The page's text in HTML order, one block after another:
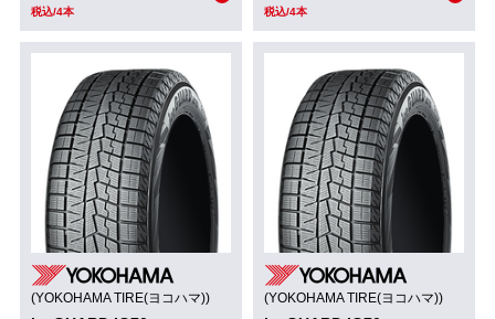
税込/4本 税込/4本
(YOKOHAMA TIRE(ヨコハマ)) (YOKOHAMA TIRE(ヨコハマ))